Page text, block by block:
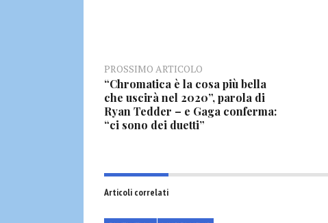
PROSSIMO ARTICOLO
“Chromatica è la cosa più bella
che uscirà nel 2020”, parola di
Ryan Tedder – e Gaga conferma:
“ci sono dei duetti”
Articoli correlati